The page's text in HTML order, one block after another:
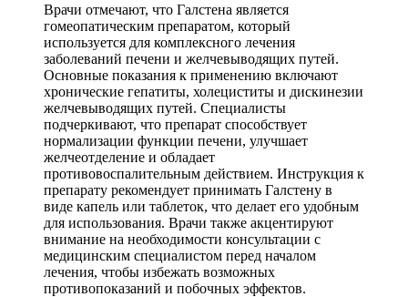
Врачи отмечают, что Галстена является
гомеопатическим препаратом, который
используется для комплексного лечения
заболеваний печени и желчевыводящих путей.
Основные показания к применению включают
хронические гепатиты, холециститы и дискинезии
желчевыводящих путей. Специалисты
подчеркивают, что препарат способствует
нормализации функции печени, улучшает
желчеотделение и обладает
противовоспалительным действием. Инструкция к
препарату рекомендует принимать Галстену в
виде капель или таблеток, что делает его удобным
для использования. Врачи также акцентируют
внимание на необходимости консультации с
медицинским специалистом перед началом
лечения, чтобы избежать возможных
противопоказаний и побочных эффектов.